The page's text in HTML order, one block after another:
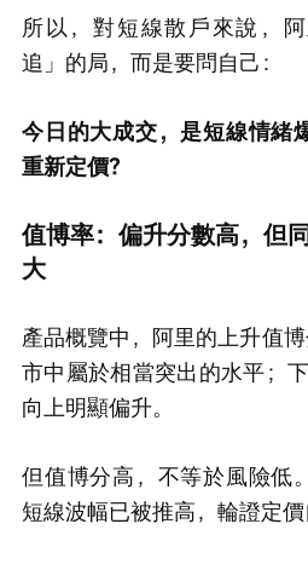
所以，對短線散戶來說，
追」的局，而是要問自己：
今日的大成交，是短線情緒
重新定價？
值博率：偏升分數高，但
大
產品概覽中，阿里的上升值
市中屬於相當突出的水平；
向上明顯偏升。
但值博分高，不等於風險低
短線波幅已被推高，輪證定價